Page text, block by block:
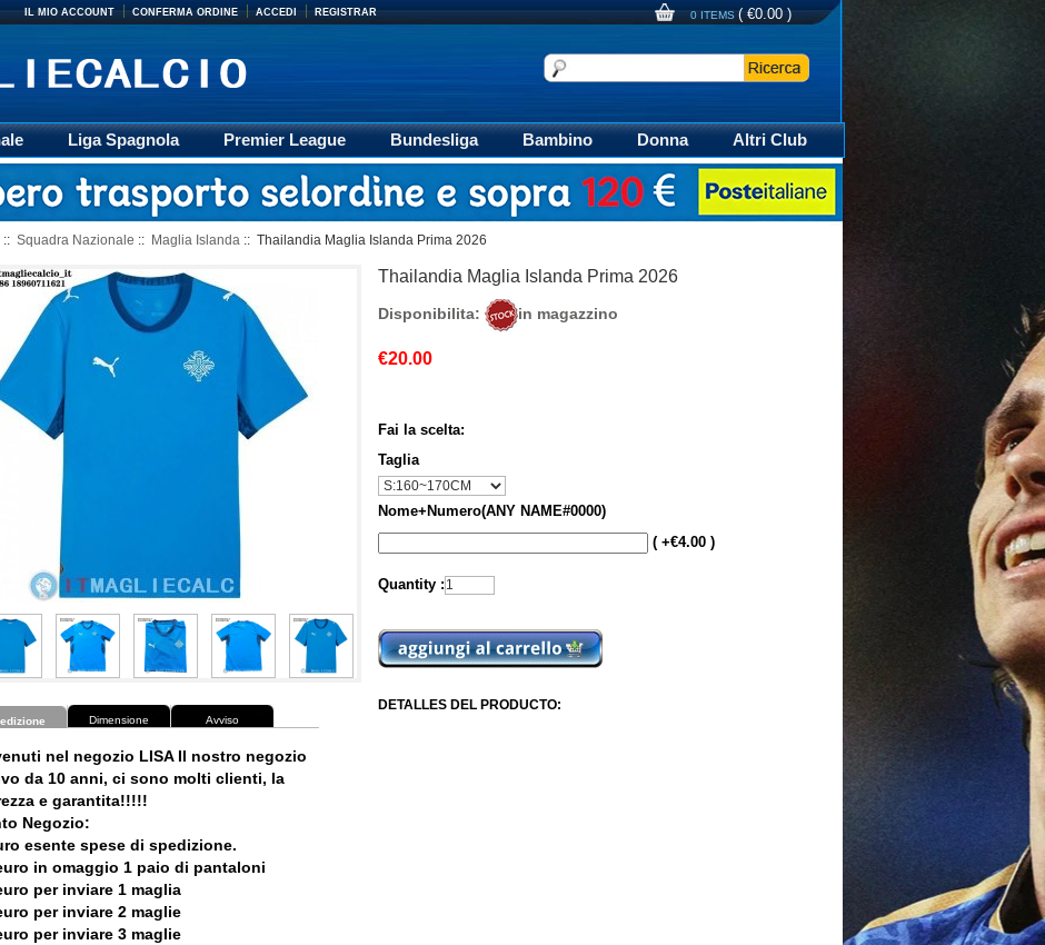
IL MIO ACCOUNT CONFERMA ORDINE ACCEDI REGISTRAR 0 ITEMS ( €0.00 )
Liga Spagnola Premier League Bundesliga Bambino Donna
Altri Club
Retro Formazione Maglia Calcio Polo
:: Squadra Nazionale :: Maglia Islanda :: Thailandia Maglia Islanda Prima 2026
Dimensione Avviso
nel negozio LISA Il nostro negozio
da 10 anni, ci sono molti clienti, la
e garantita!!!!!
Negozio:
esente spese di spedizione.
in omaggio 1 paio di pantaloni
per inviare 1 maglia
per inviare 2 maglie
per inviare 3 maglie
Thailandia Maglia Islanda Prima 2026
Disponibilita: in magazzino
€20.00
Fai la scelta:
Taglia
Nome+Numero(ANY NAME#0000)
( +€4.00 )
Quantity :
DETALLES DEL PRODUCTO: